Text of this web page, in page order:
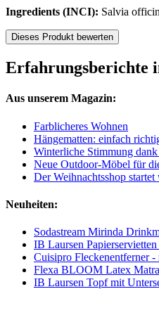
Ingredients (INCI): Salvia
Dieses Produkt bewerten
Erfahrungsberichte
Aus unserem Magazin:
Farblicheres Wohnen
Hängematten: einfach
Winterliche Stimmung
Neue Outdoor-Möbel für
Der Weihnachtsshop startet
Neuheiten:
Sodastream Mirinda
IB Laursen
Cuisipro Fleckenentferner
Flexa BLOOM Latex
IB Laursen Topf mit